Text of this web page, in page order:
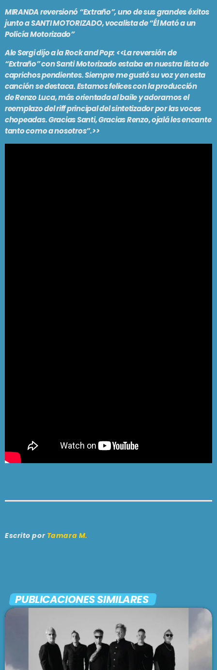
BARCELONA
MALLORCA
PODCASTS
TIENDA
EN VIVO AHORA!
MIRANDAreversionó “Extraño”, uno de sus grandes éxitos
junto aSANTI MOTORIZADO, vocalista de “Él Mató a un
Policía Motorizado”
Ale Sergidijo a la Rock and Pop: <<La reversión de
“Extraño” conSanti Motorizadoestaba en nuestra lista de
caprichos pendientes. Siempre me gustó su voz y en esta
canción se destaca. Estamos felices con la producción
deRenzo Luca, más orientada al baile y adoramos el
reemplazo del riff principal del sintetizador por las voces
chopeadas. GraciasSanti, GraciasRenzo, ojalá les encante
tanto como a nosotros”.>>
Escrito por Tamara M.
PUBLICACIONES SIMILARES